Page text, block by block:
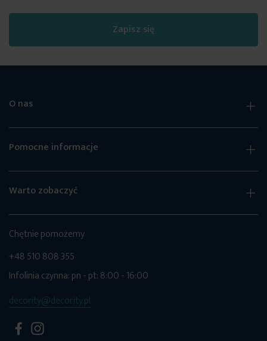
Zapisz się
O nas
Pomocne informacje
Warto zobaczyć
Chętnie pomożemy
+48 510 808 355
Infolinia czynna: pn - pt: 8:00 - 16:00
decority@decority.pl